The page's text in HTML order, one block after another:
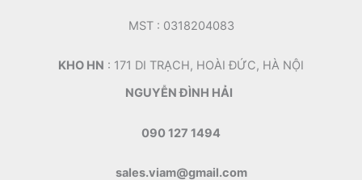
MST : 0318204083
KHO HN : 171 DI TRẠCH, HOÀI ĐỨC, HÀ NỘI
NGUYỄN ĐÌNH HẢI
090 127 1494
sales.viam@gmail.com